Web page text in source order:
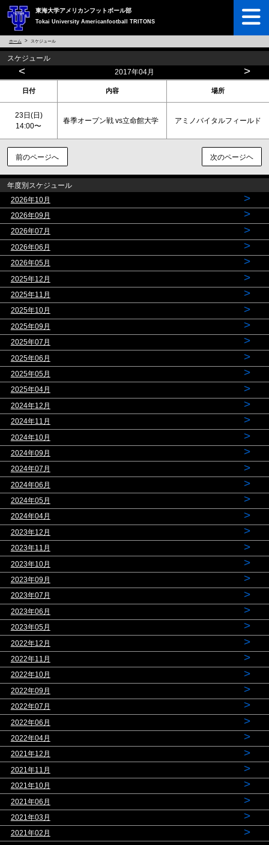
東海大学アメリカンフットボール部
Tokai University Americanfootball TRITONS
ホーム スケジュール
スケジュール
< 2017年04月 >
日付 内容 場所
23日(日)
14:00〜
春季オープン戦 vs立命館大学 アミノバイタルフィールド
前のページへ 次のページヘ
年度別スケジュール
2026年10月
>
2026年09月 >
2026年07月 >
2026年06月 >
2026年05月 >
2025年12月 >
2025年11月 >
2025年10月 >
2025年09月 >
2025年07月 >
2025年06月 >
2025年05月 >
2025年04月 >
2024年12月 >
2024年11月 >
2024年10月 >
2024年09月 >
2024年07月 >
2024年06月 >
2024年05月 >
2024年04月 >
2023年12月 >
2023年11月 >
2023年10月 >
2023年09月 >
2023年07月 >
2023年06月 >
2023年05月 >
2022年12月 >
2022年11月 >
2022年10月 >
2022年09月 >
2022年07月 >
2022年06月 >
2022年04月 >
2021年12月 >
2021年11月 >
2021年10月 >
2021年06月 >
2021年03月 >
2021年02月 >